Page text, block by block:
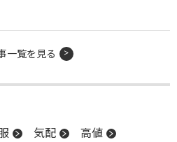
一覧を見る
気配
高値